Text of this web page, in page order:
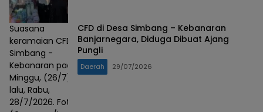
Suasana
keramaian CFD
Simbang -
Kebanaran pada
Minggu, (26/7)
lalu, Rabu,
28/7/2026. Foto :
CFD di Desa Simbang – Kebanaran
Banjarnegara, Diduga Dibuat Ajang
Pungli
Daerah 29/07/2026